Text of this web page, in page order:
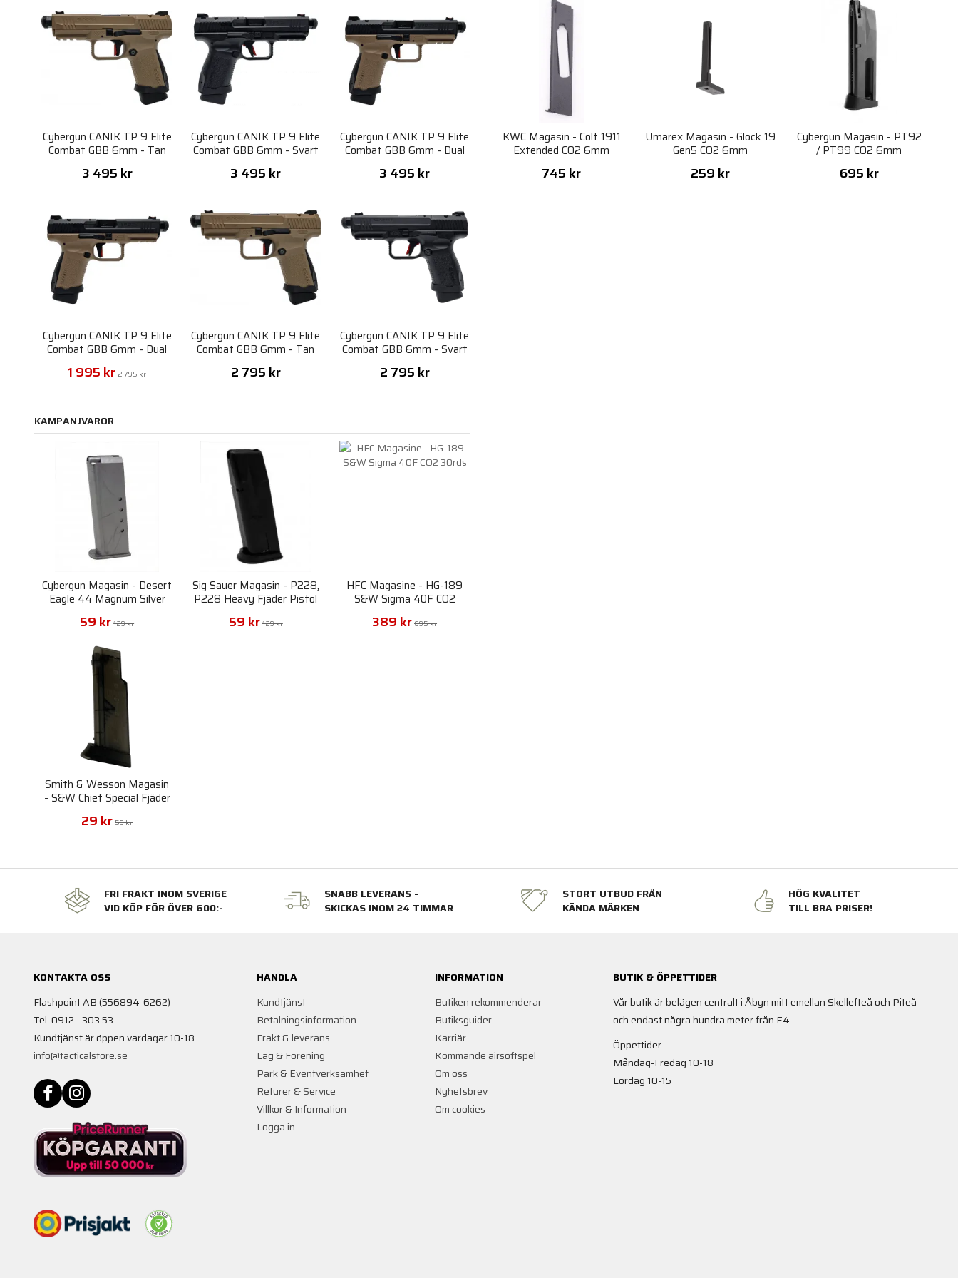
Cybergun CANIK TP 9 Elite
Combat GBB 6mm - Tan
Collectors Edition
3 495 kr
Cybergun CANIK TP 9 Elite
Combat GBB 6mm - Svart
Collector Edition
3 495 kr
Cybergun CANIK TP 9 Elite
Combat GBB 6mm - Dual
Tone Collector Edition
3 495 kr
Cybergun CANIK TP 9 Elite
Combat GBB 6mm - Dual
Tone
1 995 kr 2 795 kr
Cybergun CANIK TP 9 Elite
Combat GBB 6mm - Tan
2 795 kr
Cybergun CANIK TP 9 Elite
Combat GBB 6mm - Svart
2 795 kr
KWC Magasin - Colt 1911
Extended CO2 6mm
745 kr
Umarex Magasin - Glock 19
Gen5 CO2 6mm
259 kr
Cybergun Magasin - PT92
/ PT99 CO2 6mm
Blowback, Semi & Fullauto
695 kr
KAMPANJVAROR
Cybergun Magasin - Desert
Eagle 44 Magnum Silver
Fjäderdriven Pistol 6mm
59 kr 129 kr
Sig Sauer Magasin - P228,
P228 Heavy Fjäder Pistol
6mm
59 kr 129 kr
HFC Magasine - HG-189
S&W Sigma 40F CO2
30rds
389 kr 695 kr
Smith & Wesson Magasin
- S&W Chief Special Fjäder
Pistol 6mm
29 kr 59 kr
FRI FRAKT INOM SVERIGE
VID KÖP FÖR ÖVER 600:-
SNABB LEVERANS -
SKICKAS INOM 24 TIMMAR
STORT UTBUD FRÅN
KÄNDA MÄRKEN
HÖG KVALITET
TILL BRA PRISER!
KONTAKTA OSS
Flashpoint AB (556894-6262)
Tel. 0912 - 303 53
Kundtjänst är öppen vardagar 10-18
info@tacticalstore.se
HANDLA
Kundtjänst
Betalningsinformation
Frakt & leverans
Lag & Förening
Park & Eventverksamhet
Returer & Service
Villkor & Information
Logga in
INFORMATION
Butiken rekommenderar
Butiksguider
Karriär
Kommande airsoftspel
Om oss
Nyhetsbrev
Om cookies
BUTIK & ÖPPETTIDER
Vår butik är belägen centralt i Åbyn mitt emellan Skellefteå och Piteå
och endast några hundra meter från E4.
Öppettider
Måndag-Fredag 10-18
Lördag 10-15